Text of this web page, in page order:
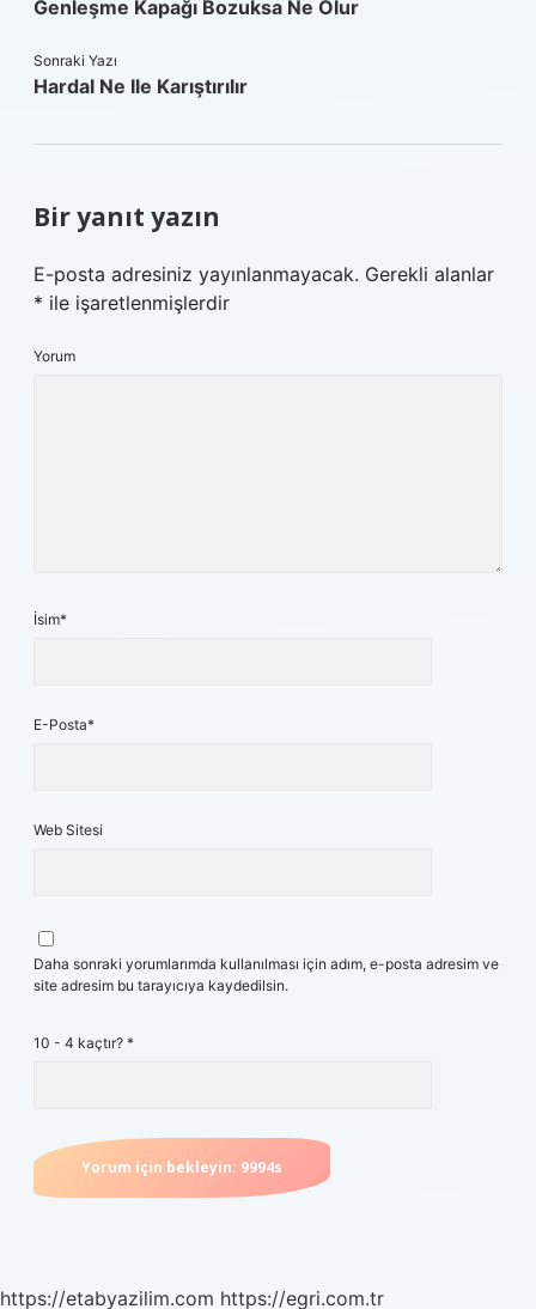
Genleşme Kapağı Bozuksa Ne Olur
Sonraki Yazı
Hardal Ne Ile Karıştırılır
Bir yanıt yazın
E-posta adresiniz yayınlanmayacak. Gerekli alanlar
* ile işaretlenmişlerdir
Yorum
İsim*
E-Posta*
Web Sitesi
Daha sonraki yorumlarımda kullanılması için adım, e-posta adresim ve
site adresim bu tarayıcıya kaydedilsin.
10 - 4 kaçtır? *
https://etabyazilim.com https://egri.com.tr